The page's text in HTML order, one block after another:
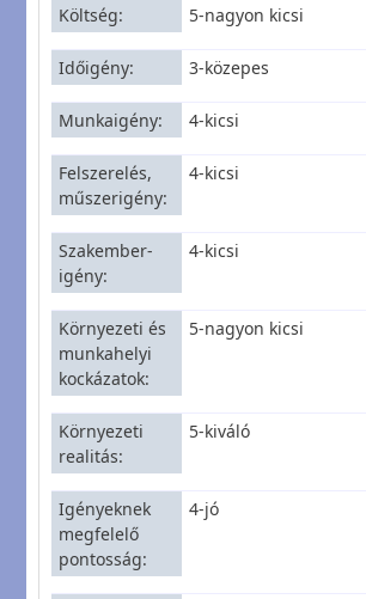
Költség 5-nagyon kicsi
Időigény 3-közepes
Munkaigény 4-kicsi
Felszerelés,
műszerigény
4-kicsi
Szakember-
igény
4-kicsi
Környezeti és
munkahelyi
kockázatok
5-nagyon kicsi
Környezeti
realitás
5-kiváló
Igényeknek
megfelelő
pontosság
4-jó